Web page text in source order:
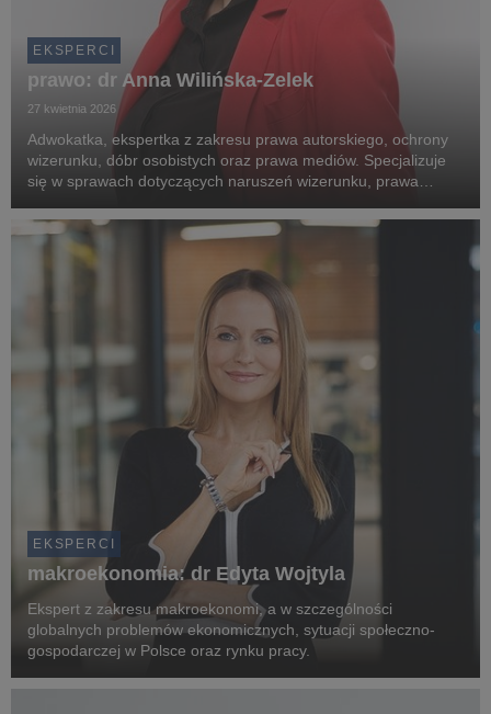
EKSPERCI
prawo: dr Anna Wilińska-Zelek
27 kwietnia 2026
Adwokatka, ekspertka z zakresu prawa autorskiego, ochrony
wizerunku, dóbr osobistych oraz prawa mediów. Specjalizuje
się w sprawach dotyczących naruszeń wizerunku, prawa
komunikacji kryzysowej.
EKSPERCI
makroekonomia: dr Edyta Wojtyla
Ekspert z zakresu makroekonomi, a w szczególności
globalnych problemów ekonomicznych, sytuacji społeczno-
gospodarczej w Polsce oraz rynku pracy.